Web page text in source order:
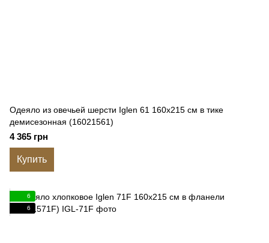
Одеяло из овечьей шерсти Iglen 61 160x215 см в тике
демисезонная (16021561)
4 365 грн
Купить
6
6